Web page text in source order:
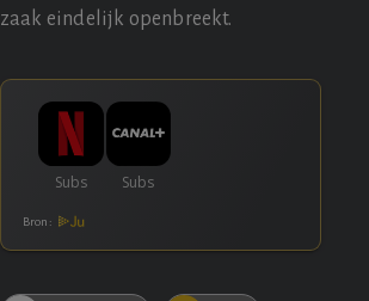
zaak eindelijk openbreekt.
Bron: